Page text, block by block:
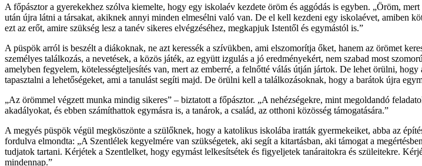
A főpásztor a gyerekekhez szólva kiemelte, hogy egy iskolaév kezdete öröm és aggódás is egyben. „Öröm,
után újra látni a társakat, akiknek annyi minden elmesélni való van. De el kell kezdeni egy iskolaévet, amiben
ezt az erőt, amire szükség lesz a tanév sikeres elvégzéséhez, megkapjuk Istentől és egymástól is.”
A püspök arról is beszélt a diákoknak, ne azt keressék a szívükben, ami elszomorítja őket, hanem az örömet
személyes találkozás, a nevetések, a közös játék, az együtt izgulás a jó eredményekért, nem szabad most
amelyben fegyelem, kötelességteljesítés van, mert az emberré, a felnőtté válás útján jártok. De lehet örülni,
tapasztalni a lehetőségeket, ami a tanulást segíti majd. De örülni kell a találkozásoknak, hogy a barátok újra
„Az örömmel végzett munka mindig sikeres” – biztatott a főpásztor. „A nehézségekre, mint megoldandó
akadályokat, és ebben számíthattok egymásra is, a tanárok, a család, az otthoni közösség támogatására.”
A megyés püspök végül megköszönte a szülőknek, hogy a katolikus iskolába iratták gyermekeiket, abba az
fordulva elmondta: „A Szentlélek kegyelmére van szükségetek, aki segít a kitartásban, aki támogat a
tudjatok tartani. Kérjétek a Szentlelket, hogy egymást lelkesítsétek és figyeljetek tanáraitokra és szüleitekre.
mindennap.”